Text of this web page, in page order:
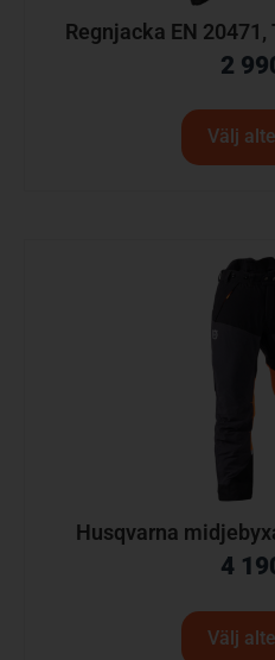
Regnjacka EN
2
Välj
Husqvarna
4
Välj